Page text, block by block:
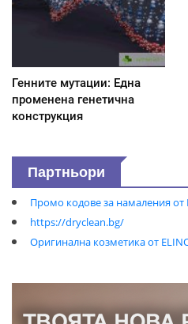
Генните мутации: Една
променена генетична
конструкция
Партньори
Промо кодове за намаления от
https://dryclean.bg/
Оригинална козметика от